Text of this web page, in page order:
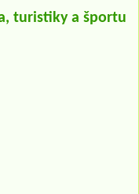
turistiky a športu